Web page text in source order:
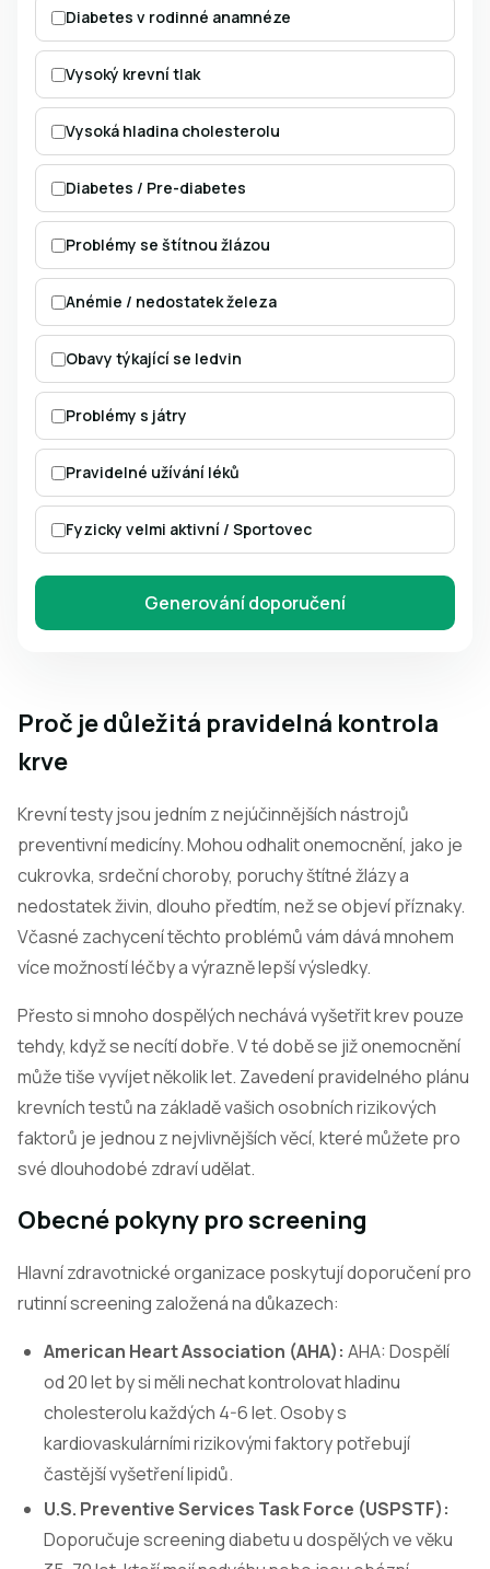
Diabetes v rodinné anamnéze
Vysoký krevní tlak
Vysoká hladina cholesterolu
Diabetes / Pre-diabetes
Problémy se štítnou žlázou
Anémie / nedostatek železa
Obavy týkající se ledvin
Problémy s játry
Pravidelné užívání léků
Fyzicky velmi aktivní / Sportovec
Generování doporučení
Proč je důležitá pravidelná kontrola
krve
Krevní testy jsou jedním z nejúčinnějších nástrojů
preventivní medicíny. Mohou odhalit onemocnění, jako je
cukrovka, srdeční choroby, poruchy štítné žlázy a
nedostatek živin, dlouho předtím, než se objeví příznaky.
Včasné zachycení těchto problémů vám dává mnohem
více možností léčby a výrazně lepší výsledky.
Přesto si mnoho dospělých nechává vyšetřit krev pouze
tehdy, když se necítí dobře. V té době se již onemocnění
může tiše vyvíjet několik let. Zavedení pravidelného plánu
krevních testů na základě vašich osobních rizikových
faktorů je jednou z nejvlivnějších věcí, které můžete pro
své dlouhodobé zdraví udělat.
Obecné pokyny pro screening
Hlavní zdravotnické organizace poskytují doporučení pro
rutinní screening založená na důkazech:
American Heart Association (AHA): AHA: Dospělí
od 20 let by si měli nechat kontrolovat hladinu
cholesterolu každých 4-6 let. Osoby s
kardiovaskulárními rizikovými faktory potřebují
častější vyšetření lipidů.
U.S. Preventive Services Task Force (USPSTF):
Doporučuje screening diabetu u dospělých ve věku